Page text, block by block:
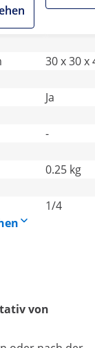
30 x 30 x
Ja
-
0.25 kg
1/4
von